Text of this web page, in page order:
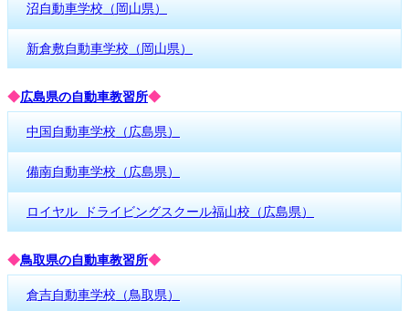
沼自動車学校（岡山県）
新倉敷自動車学校（岡山県）
◆広島県の自動車教習所◆
中国自動車学校（広島県）
備南自動車学校（広島県）
ロイヤル ドライビングスクール福山校（広島県）
◆鳥取県の自動車教習所◆
倉吉自動車学校（鳥取県）